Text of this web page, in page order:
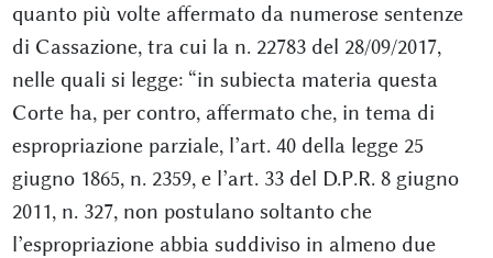
quanto più volte affermato da numerose sentenze
di Cassazione, tra cui la n. 22783 del 28/09/2017,
nelle quali si legge: “in subiecta materia questa
Corte ha, per contro, affermato che, in tema di
espropriazione parziale, l’art. 40 della legge 25
giugno 1865, n. 2359, e l’art. 33 del D.P.R. 8 giugno
2011, n. 327, non postulano soltanto che
l’espropriazione abbia suddiviso in almeno due